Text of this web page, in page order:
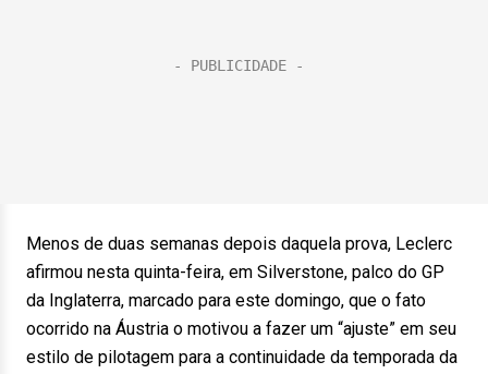
Menos de duas semanas depois daquela prova, Leclerc
afirmou nesta quinta-feira, em Silverstone, palco do GP
da Inglaterra, marcado para este domingo, que o fato
ocorrido na Áustria o motivou a fazer um “ajuste” em seu
estilo de pilotagem para a continuidade da temporada da